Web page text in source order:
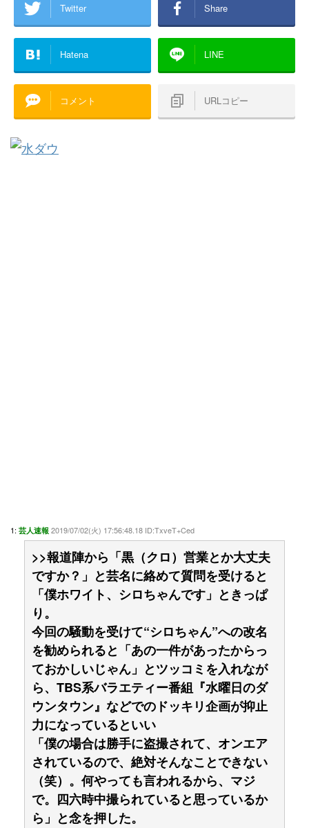
Twitter Share
Hatena LINE
コメント URLコピー
1: 芸人速報 2019/07/02(火) 17:56:48.18 ID:TxveT+Ced
>>報道陣から「黒（クロ）営業とか大丈夫
ですか？」と芸名に絡めて質問を受けると
「僕ホワイト、シロちゃんです」ときっぱ
り。
今回の騒動を受けて“シロちゃん”への改名
を勧められると「あの一件があったからっ
ておかしいじゃん」とツッコミを入れなが
ら、TBS系バラエティー番組『水曜日のダ
ウンタウン』などでのドッキリ企画が抑止
力になっているといい
「僕の場合は勝手に盗撮されて、オンエア
されているので、絶対そんなことできない
（笑）。何やっても言われるから、マジ
で。四六時中撮られていると思っているか
ら」と念を押した。